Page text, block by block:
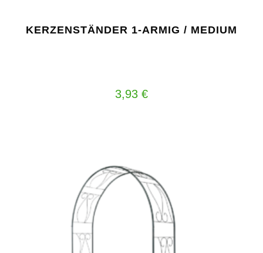
KERZENSTÄNDER 1-ARMIG / MEDIUM
3,93 €